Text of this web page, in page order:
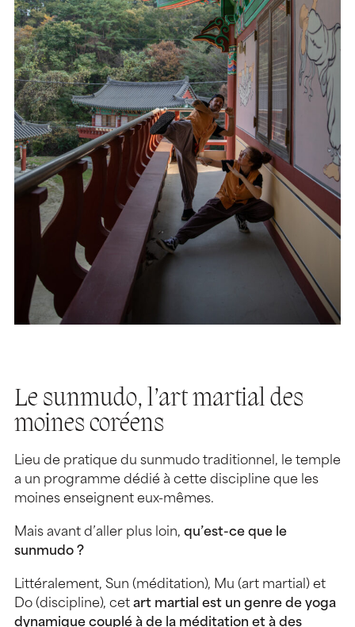
Le sunmudo, l’art martial des
moines coréens
Lieu de pratique du sunmudo traditionnel, le temple
a un programme dédié à cette discipline que les
moines enseignent eux-mêmes.
Mais avant d’aller plus loin, qu’est-ce que le
sunmudo ?
Littéralement, Sun (méditation), Mu (art martial) et
Do (discipline), cet art martial est un genre de yoga
dynamique couplé à de la méditation et à des